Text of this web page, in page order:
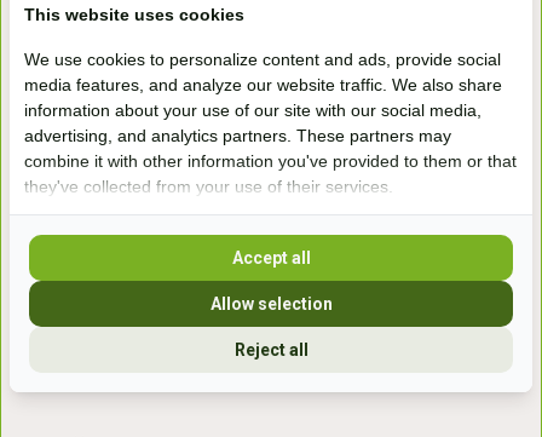
winkel
Handelsweg 6a
7041gx 's-Heerenberg
aan de Duitse grens, aan de A12/A3
+31 (0) 639755891
This website uses cookies
We use cookies to personalize content and ads, provide social
media features, and analyze our website traffic. We also share
information about your use of our site with our social media,
advertising, and analytics partners. These partners may
combine it with other information you've provided to them or that
they've collected from your use of their services.
Reject all
Allow selection
Accept all